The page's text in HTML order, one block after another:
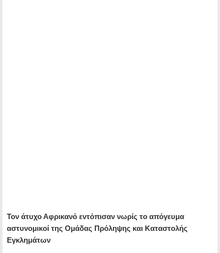
Τον άτυχο Αφρικανό εντόπισαν νωρίς το απόγευμα
αστυνομικοί της Ομάδας Πρόληψης και Καταστολής
Εγκλημάτων